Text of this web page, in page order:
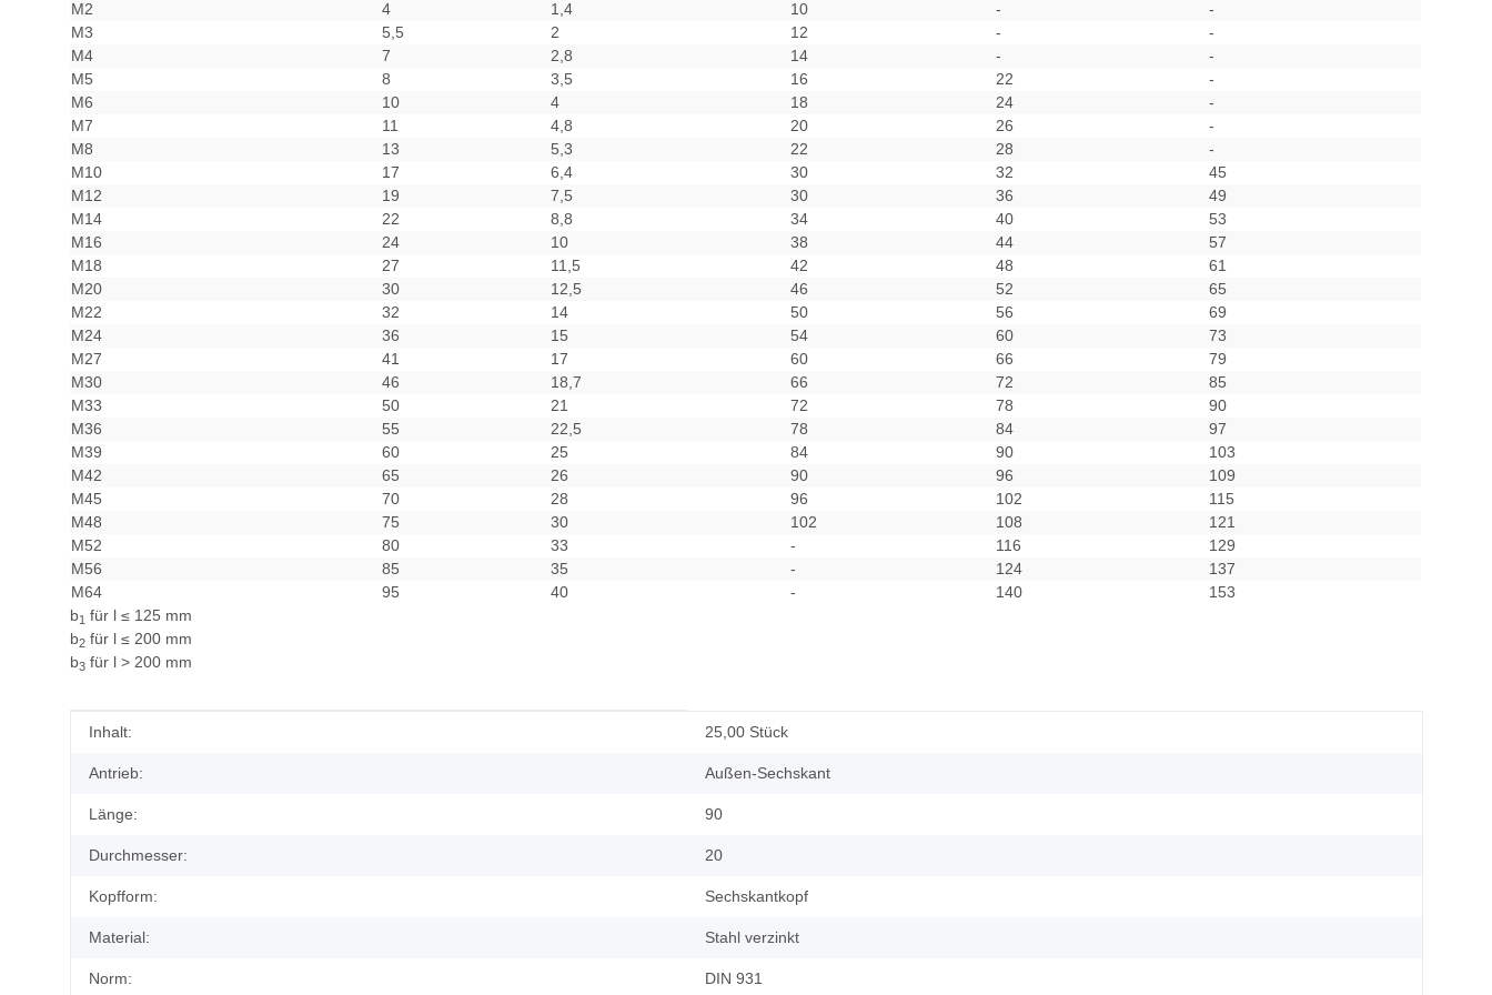
M2 4 1,4 10 -
-
M3
5,5 2 12 -
-
M4
7 2,8 14 -
-
M5
8 3,5 16 22
-
M6
10 4 18 24
-
M7
11 4,8 20 26
-
M8
13 5,3 22 28
-
M10
17 6,4 30 32
45
M12
19 7,5 30 36
49
M14
22 8,8 34 40
53
M16
24 10 38 44
57
M18
27 11,5 42 48
61
M20
30 12,5 46 52
65
M22
32 14 50 56
69
M24
36 15 54 60
73
M27
41 17 60 66
79
M30
46 18,7 66 72
85
M33
50 21 72 78
90
M36
55 22,5 78 84
97
M39
60 25 84 90
103
M42
65 26 90 96
109
M45
70 28 96 102
115
M48
75 30 102 108
121
M52
80 33 - 116
129
M56
85 35 - 124
137
M64
95 40 - 140
153
b1 für l ≤ 125 mm
b2 für l ≤ 200 mm
b3 für l > 200 mm
Produkteigenschaft
Wert
Inhalt: 25,00 Stück
Antrieb: Außen-Sechskant
Länge: 90
Durchmesser: 20
Kopfform: Sechskantkopf
Material: Stahl verzinkt
Norm: DIN 931